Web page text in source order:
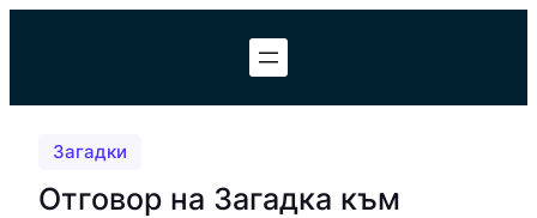
Загадки
Отговор на Загадка към